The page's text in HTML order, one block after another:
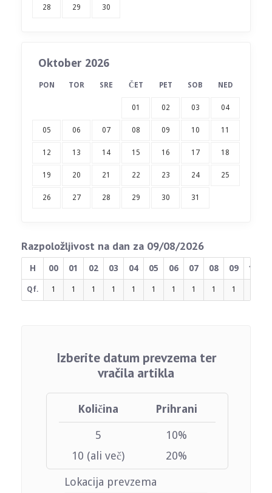
28 29 30
Oktober 2026
PON TOR SRE ČET PET SOB NED
01 02 03 04
05 06 07 08 09 10 11
12 13 14 15 16 17 18
19 20 21 22 23 24 25
26 27 28 29 30 31
Razpoložljivost na dan za 09/08/2026
H 00 01 02 03 04 05 06 07 08 09 10
Qf. 1 1 1 1 1 1 1 1 1 1
Izberite datum prevzema ter
vračila artikla
Količina Prihrani
5
10%
10 (ali več)
20%
Lokacija prevzema